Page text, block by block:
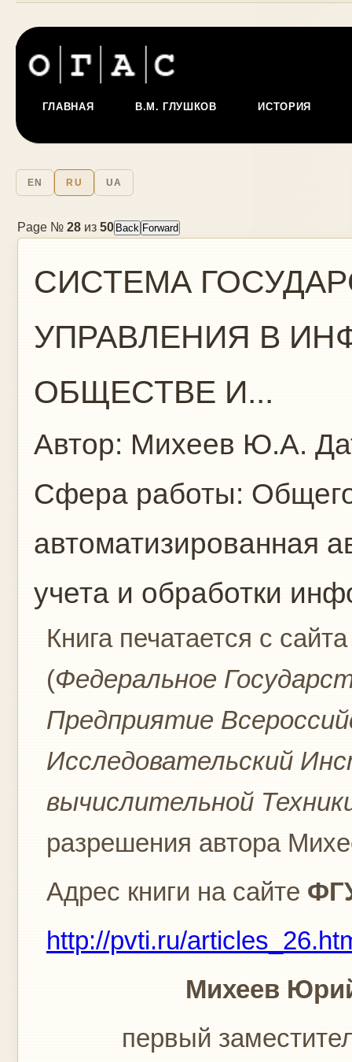
ГЛАВНАЯ В.М. ГЛУШКОВ ИСТОРИЯ
EN RU UA
Page № 28 из 50
СИСТЕМА
УПРАВЛЕНИЯ В
ОБЩЕСТВЕ И...
Автор: Михеев Ю.А.
Сфера работы:
автоматизированная
учета и обработки
Книга печатается с сайта
(Федеральное
Предприятие
Исследовательский
вычислительной
разрешения автора
Адрес книги на сайте
http://pvti.ru/
Михеев
первый